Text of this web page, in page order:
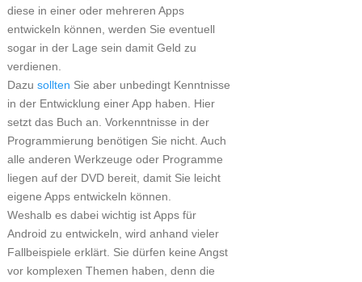
diese in einer oder mehreren Apps
entwickeln können, werden Sie eventuell
sogar in der Lage sein damit Geld zu
verdienen.
Dazu sollten Sie aber unbedingt Kenntnisse
in der Entwicklung einer App haben. Hier
setzt das Buch an. Vorkenntnisse in der
Programmierung benötigen Sie nicht. Auch
alle anderen Werkzeuge oder Programme
liegen auf der DVD bereit, damit Sie leicht
eigene Apps entwickeln können.
Weshalb es dabei wichtig ist Apps für
Android zu entwickeln, wird anhand vieler
Fallbeispiele erklärt. Sie dürfen keine Angst
vor komplexen Themen haben, denn die